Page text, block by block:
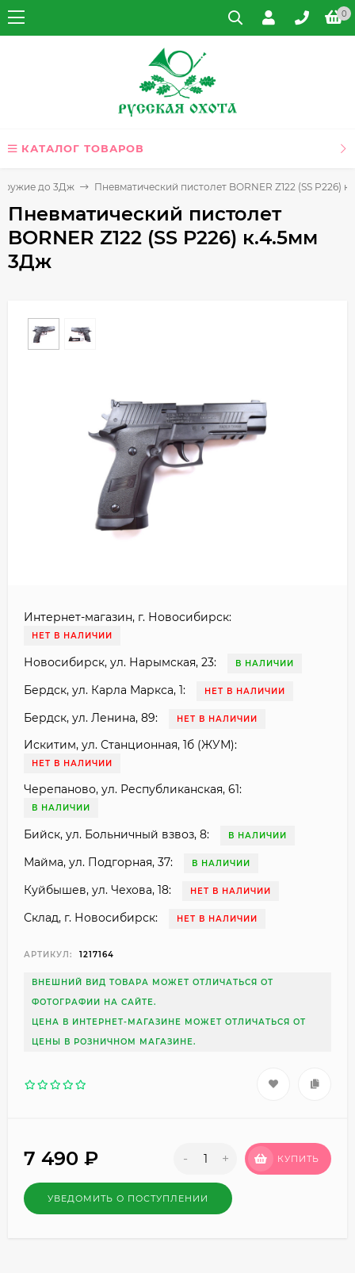
0
КАТАЛОГ ТОВАРОВ
до 3Дж Пневматический пистолет BORNER Z122 (SS P226)
Пневматический пистолет
BORNER Z122 (SS P226) к.4.5мм
3Дж
Интернет-магазин, г. Новосибирск:
НЕТ В НАЛИЧИИ
Новосибирск, ул. Нарымская, 23: В НАЛИЧИИ
Бердск, ул. Карла Маркса, 1: НЕТ В НАЛИЧИИ
Бердск, ул. Ленина, 89: НЕТ В НАЛИЧИИ
Искитим, ул. Станционная, 1б (ЖУМ):
НЕТ В НАЛИЧИИ
Черепаново, ул. Республиканская, 61:
В НАЛИЧИИ
Бийск, ул. Больничный взвоз, 8: В НАЛИЧИИ
Майма, ул. Подгорная, 37: В НАЛИЧИИ
Куйбышев, ул. Чехова, 18: НЕТ В НАЛИЧИИ
Склад, г. Новосибирск: НЕТ В НАЛИЧИИ
АРТИКУЛ: 1217164
ВНЕШНИЙ ВИД ТОВАРА МОЖЕТ ОТЛИЧАТЬСЯ ОТ
ФОТОГРАФИИ НА САЙТЕ.
ЦЕНА В ИНТЕРНЕТ-МАГАЗИНЕ МОЖЕТ ОТЛИЧАТЬСЯ ОТ
ЦЕНЫ В РОЗНИЧНОМ МАГАЗИНЕ.
7 490 ₽ - + КУПИТЬ
УВЕДОМИТЬ О ПОСТУПЛЕНИИ